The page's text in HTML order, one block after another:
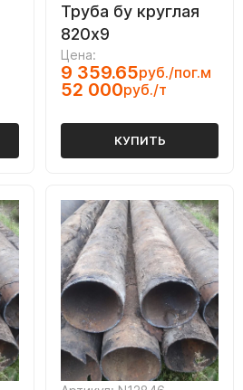
Труба бу круглая
820х9
Цена:
9 359.65руб./пог.м
52 000руб./т
КУПИТЬ